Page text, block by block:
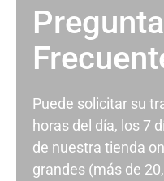
Puede solicitar su
horas del día, los 7
de nuestra tienda
grandes (más de